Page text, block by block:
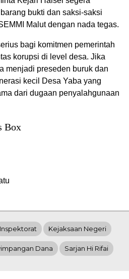
bukti dan saksi-saksi
Malut dengan nada tegas.
bagi komitmen pemerintah
korupsi di level desa. Jika
menjadi preseden buruk dan
kecil Desa Yaba yang
dari dugaan penyalahgunaan
Box
Inspektorat Kejaksaan Negeri
Dana Sarjan Hi Rifai